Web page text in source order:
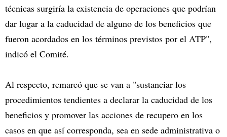
técnicas surgiría la existencia de operaciones que podrían
dar lugar a la caducidad de alguno de los beneficios que
fueron acordados en los términos previstos por el ATP",
indicó el Comité.
Al respecto, remarcó que se van a "sustanciar los
procedimientos tendientes a declarar la caducidad de los
beneficios y promover las acciones de recupero en los
casos en que así corresponda, sea en sede administrativa o